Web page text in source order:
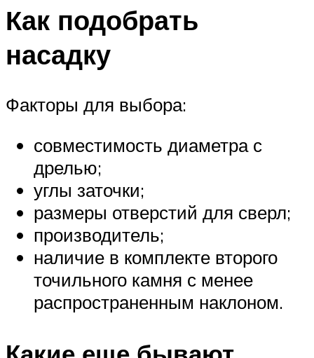
Как подобрать
насадку
Факторы для выбора:
совместимость диаметра с
дрелью;
углы заточки;
размеры отверстий для сверл;
производитель;
наличие в комплекте второго
точильного камня с менее
распространенным наклоном.